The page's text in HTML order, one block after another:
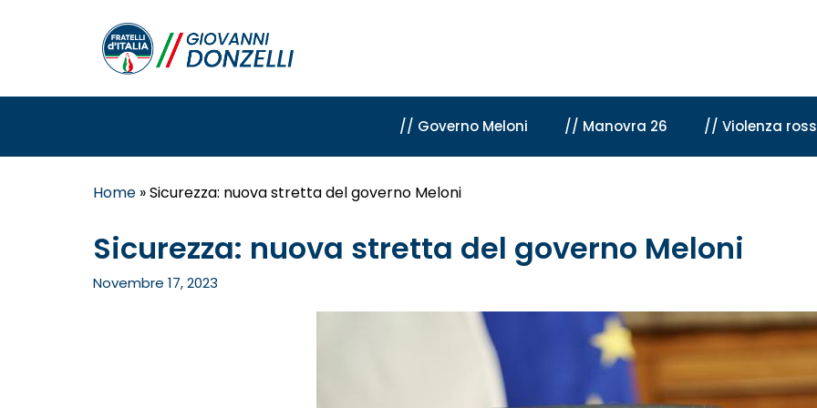
// Governo Meloni // Manovra 26 // Violenza
Home »Sicurezza: nuova stretta del governo Meloni
Sicurezza: nuova stretta del governo Meloni
Novembre 17, 2023